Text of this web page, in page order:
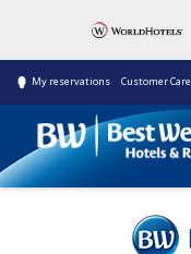
My reservations Customer Care